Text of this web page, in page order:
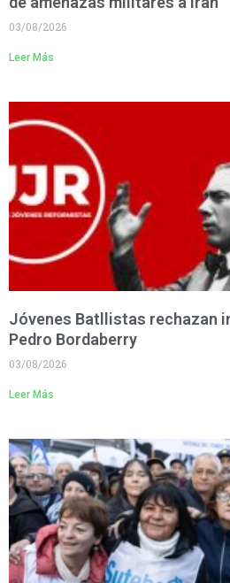
03/08/2026
Leer Más
Jóvenes Batllistas rechazan
Pedro Bordaberry
03/08/2026
Leer Más